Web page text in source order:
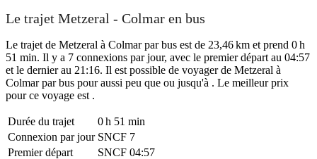
Le trajet Metzeral - Colmar en bus
Le trajet de Metzeral à Colmar par bus est de 23,46 km et prend 0 h
51 min. Il y a 7 connexions par jour, avec le premier départ au 04:57
et le dernier au 21:16. Il est possible de voyager de Metzeral à
Colmar par bus pour aussi peu que ou jusqu'à . Le meilleur prix
pour ce voyage est .
Durée du trajet
0 h 51 min
Connexion par jour SNCF 7
Premier départ
SNCF 04:57